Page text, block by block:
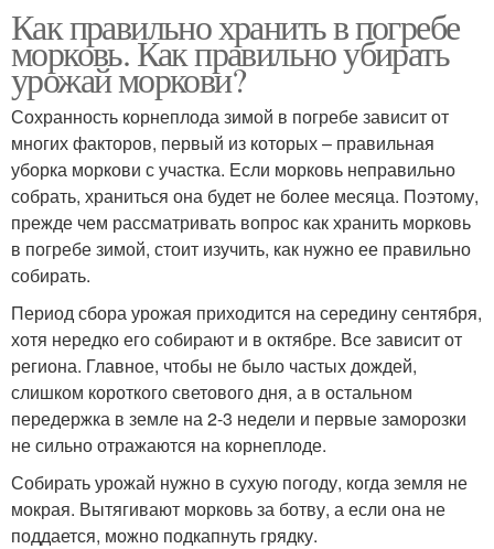
Как правильно хранить в погребе
морковь. Как правильно убирать
урожай моркови?
Сохранность корнеплода зимой в погребе зависит от
многих факторов, первый из которых – правильная
уборка моркови с участка. Если морковь неправильно
собрать, храниться она будет не более месяца. Поэтому,
прежде чем рассматривать вопрос как хранить морковь
в погребе зимой, стоит изучить, как нужно ее правильно
собирать.
Период сбора урожая приходится на середину сентября,
хотя нередко его собирают и в октябре. Все зависит от
региона. Главное, чтобы не было частых дождей,
слишком короткого светового дня, а в остальном
передержка в земле на 2-3 недели и первые заморозки
не сильно отражаются на корнеплоде.
Собирать урожай нужно в сухую погоду, когда земля не
мокрая. Вытягивают морковь за ботву, а если она не
поддается, можно подкапнуть грядку.